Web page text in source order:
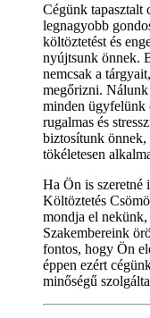
Cégünk tapasztalt
legnagyobb
költöztetést és
nyújtsunk önnek.
nemcsak a
megőrizni.
minden ügyfelünk
rugalmas és
biztosítunk önnek,
tökéletesen
Ha Ön is szeretné
Költöztetés
mondja el
Szakembereink
fontos, hogy Ön
éppen ezért
minőségű